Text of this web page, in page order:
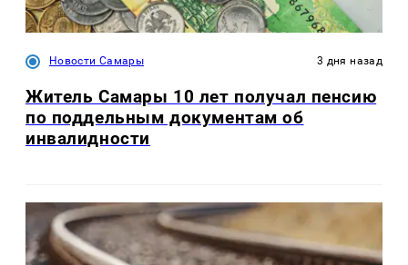
Новости Самары 3 дня назад
Житель Самары 10 лет получал пенсию
по поддельным документам об
инвалидности